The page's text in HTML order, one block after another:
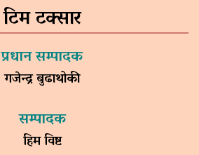
टिम टक्सार
प्रधान सम्पादक
गजेन्द्र बुढाथोकी
सम्पादक
हिम विष्ट